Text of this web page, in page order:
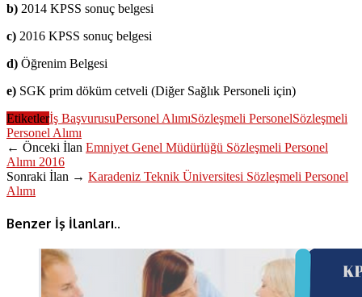
b) 2014 KPSS sonuç belgesi
c) 2016 KPSS sonuç belgesi
d) Öğrenim Belgesi
e) SGK prim döküm cetveli (Diğer Sağlık Personeli için)
Etiketlerİş BaşvurusuPersonel AlımıSözleşmeli PersonelSözleşmeli
Personel Alımı
← Önceki İlan Emniyet Genel Müdürlüğü Sözleşmeli Personel
Alımı 2016
Sonraki İlan → Karadeniz Teknik Üniversitesi Sözleşmeli Personel
Alımı
Benzer İş İlanları..